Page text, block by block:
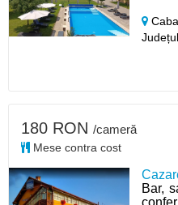
Bar,
180 RON /cameră
Mese contra cost